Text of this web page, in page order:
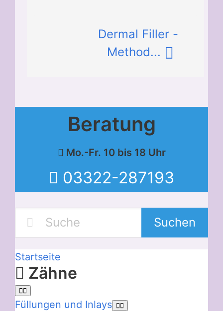
Dermal Filler -
Method...
Beratung
Mo.-Fr. 10 bis 18 Uhr
03322-287193
Suchen
Startseite
Zähne
Füllungen und Inlays